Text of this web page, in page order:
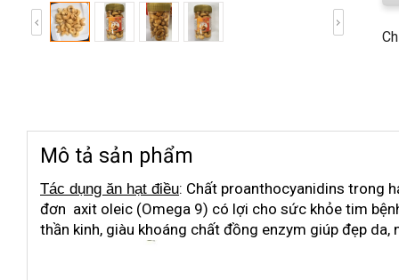
Mô tả sản phẩm
Tác dụng ăn hạt điều: Chất proanthocyanidins trong
đơn axit oleic (Omega 9) có lợi cho sức khỏe tim
thần kinh, giàu khoáng chất đồng enzym giúp đẹp